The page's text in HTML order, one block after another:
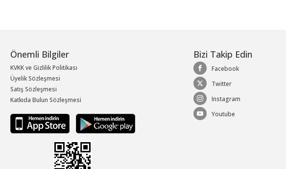
Önemli Bilgiler
KVKK ve Gizlilik Politikası
Üyelik Sözleşmesi
Satış Sözleşmesi
Katkıda Bulun Sözleşmesi
Bizi Takip Edin
Facebook
Twitter
Instagram
Youtube